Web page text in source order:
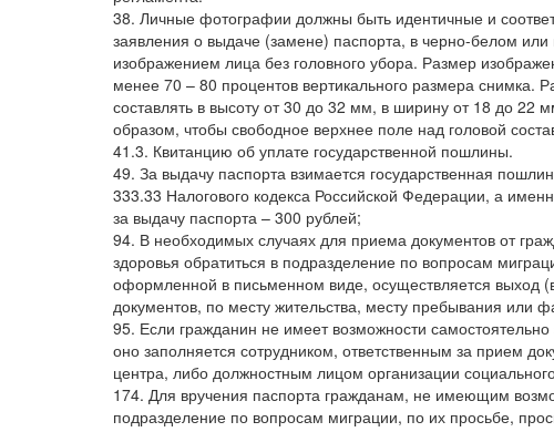
38. Личные фотографии должны быть идентичные и
заявления о выдаче (замене) паспорта, в черно-белом
изображением лица без головного убора. Размер
менее 70 – 80 процентов вертикального размера
составлять в высоту от 30 до 32 мм, в ширину от 18 до
образом, чтобы свободное верхнее поле над головой
41.3. Квитанцию об уплате государственной пошлины.
49. За выдачу паспорта взимается государственная
333.33 Налогового кодекса Российской Федерации, а
за выдачу паспорта – 300 рублей;
94. В необходимых случаях для приема документов от
здоровья обратиться в подразделение по вопросам
оформленной в письменном виде, осуществляется выход
документов, по месту жительства, месту пребывания или
95. Если гражданин не имеет возможности
оно заполняется сотрудником, ответственным за прием
центра, либо должностным лицом организации
174. Для вручения паспорта гражданам, не имеющим
подразделение по вопросам миграции, по их просьбе,